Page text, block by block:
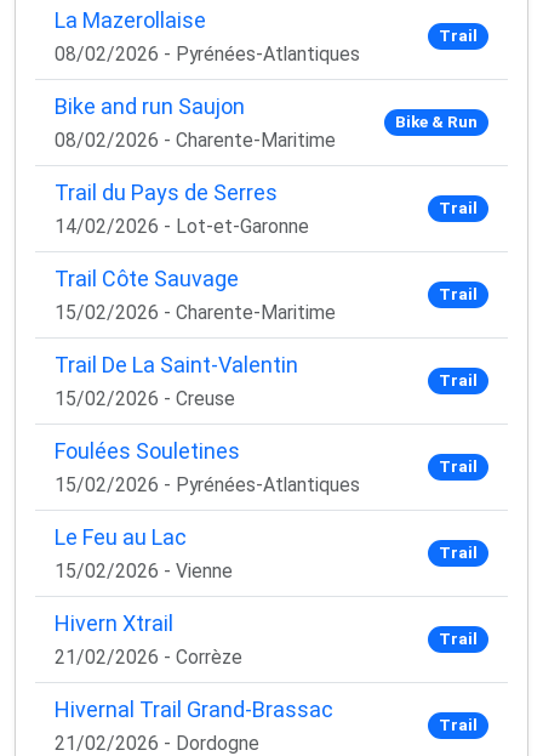
La Mazerollaise
08/02/2026 - Pyrénées-Atlantiques
Trail
Bike and run Saujon
08/02/2026 - Charente-Maritime
Bike & Run
Trail du Pays de Serres
14/02/2026 - Lot-et-Garonne
Trail
Trail Côte Sauvage
15/02/2026 - Charente-Maritime
Trail
Trail De La Saint-Valentin
15/02/2026 - Creuse
Trail
Foulées Souletines
15/02/2026 - Pyrénées-Atlantiques
Trail
Le Feu au Lac
15/02/2026 - Vienne
Trail
Hivern Xtrail
21/02/2026 - Corrèze
Trail
Hivernal Trail Grand-Brassac
21/02/2026 - Dordogne
Trail